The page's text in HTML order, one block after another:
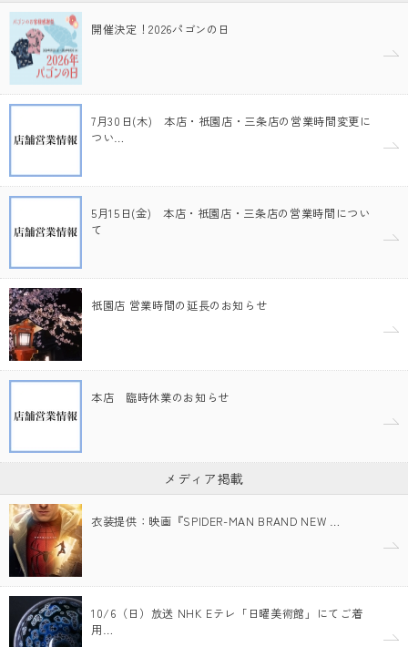
開催決定！2026パゴンの日
7月30日(木) 本店・祇園店・三条店の営業時間変更に
つい…
5月15日(金) 本店・祇園店・三条店の営業時間につい
て
祇園店 営業時間の延長のお知らせ
本店 臨時休業のお知らせ
メディア掲載
衣装提供：映画『SPIDER-MAN BRAND NEW …
10/6（日）放送 NHK Eテレ「日曜美術館」にてご着
用…